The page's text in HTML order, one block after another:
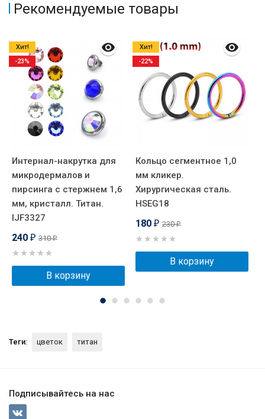
Рекомендуемые товары
Интернал-накрутка для
микродермалов и
пирсинга с стержнем 1,6
мм, кристалл. Титан.
IJF3327
240 ₽ 310₽
В корзину
Хит!
-23%
Кольцо сегментное 1,0
мм кликер.
Хирургическая сталь.
HSEG18
180 ₽ 230₽
В корзину
Хит!
-22%
Теги: цветок титан
Подписывайтесь на нас